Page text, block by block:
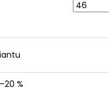
–20 %
SUEDE (VELOUR)